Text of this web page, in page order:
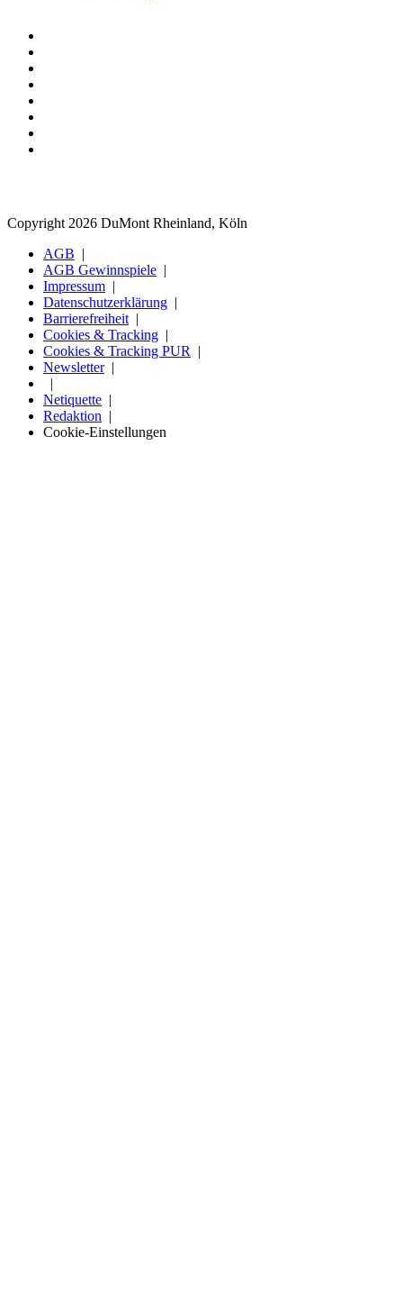
Copyright 2026 DuMont Rheinland, Köln
AGB
AGB Gewinnspiele
Impressum
Datenschutzerklärung
Barrierefreiheit
Cookies & Tracking
Cookies & Tracking PUR
Newsletter
Netiquette
Redaktion
Cookie-Einstellungen